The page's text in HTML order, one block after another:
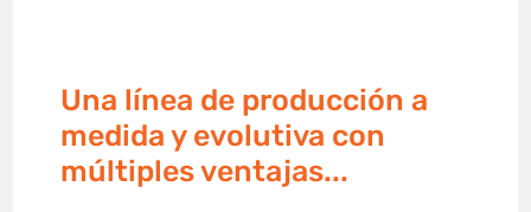
Una línea de producción a
medida y evolutiva con
múltiples ventajas...